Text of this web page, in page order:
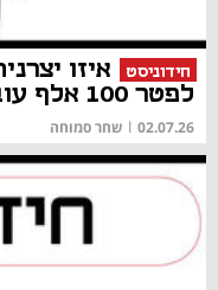
חידוניסט
איזו
לפטר 100 אלף עובדים?
02.07.26
| שחר סמוחה